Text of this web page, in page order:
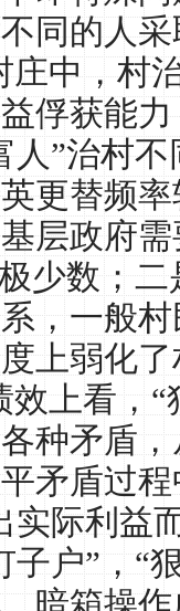
同的人
庄中，村
俘获能
人”治村
更替频
层政府
少数；
，一般
上弱化
效上看，
种矛盾
矛盾过
实际利益
子户”，“